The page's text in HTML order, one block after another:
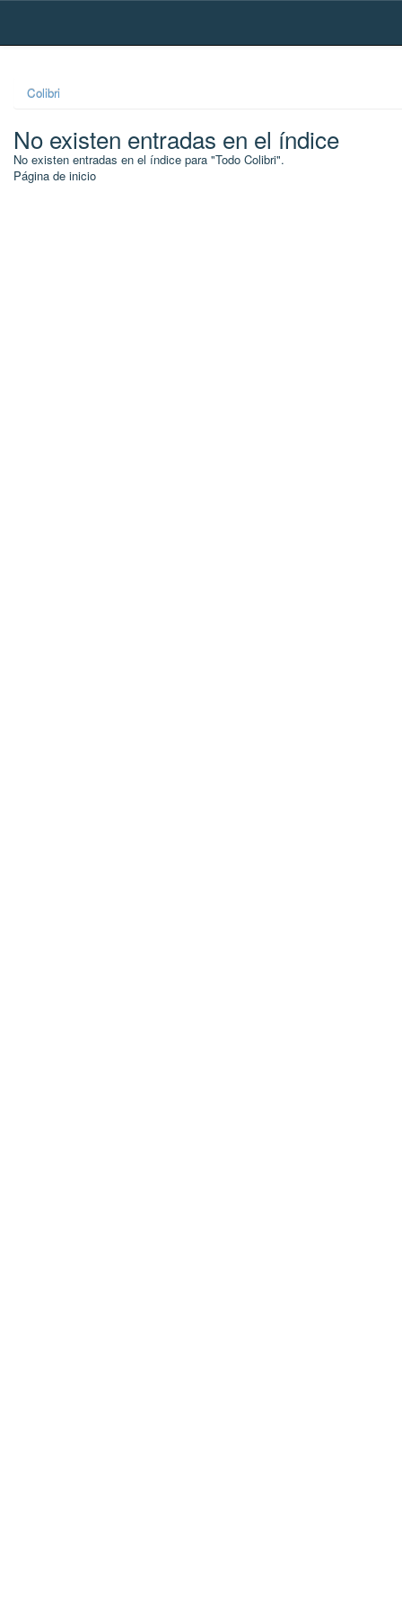
Skip
Colibri
No existen entradas en el índice
No existen entradas en el índice para "Todo Colibri".
Página de inicio